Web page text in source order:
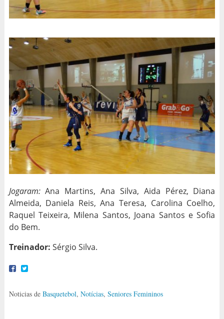
Jogaram:Ana Martins, Ana Silva, Aida Pérez, Diana
Almeida, Daniela Reis, Ana Teresa, Carolina Coelho,
Raquel Teixeira, Milena Santos, Joana Santos e Sofia
do Bem.
Treinador: Sérgio Silva.
Noticias de Basquetebol, Notícias, Seniores Femininos